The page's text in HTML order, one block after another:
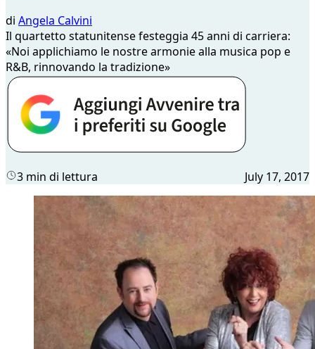
di Angela Calvini
Il quartetto statunitense festeggia 45 anni di carriera:
«Noi applichiamo le nostre armonie alla musica pop e
R&B, rinnovando la tradizione»
3 min di lettura July 17, 2017